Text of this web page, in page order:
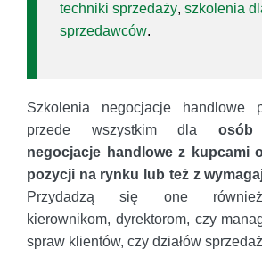
techniki sprzedaży, szkolenia
sprzedawców.
Szkolenia negocjacje handlowe
przede wszystkim dla osób
negocjacje handlowe z kupcami
pozycji na rynku lub też z
Przydadzą się one również
kierownikom, dyrektorom, czy
spraw klientów, czy działów